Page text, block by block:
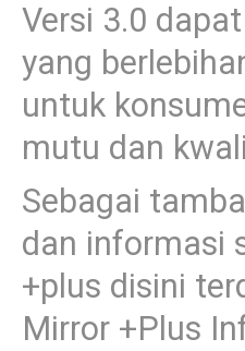
Versi 3.0
yang
untuk
mutu dan
Sebagai
dan informasi
+plus disini
Mirror +Plus